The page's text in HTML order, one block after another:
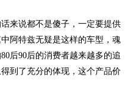
来说都不是傻子，一定要提供
阿特兹无疑是这样的车型，魂
后90后的消费者越来越多的追
到了充分的体现，这个产品价